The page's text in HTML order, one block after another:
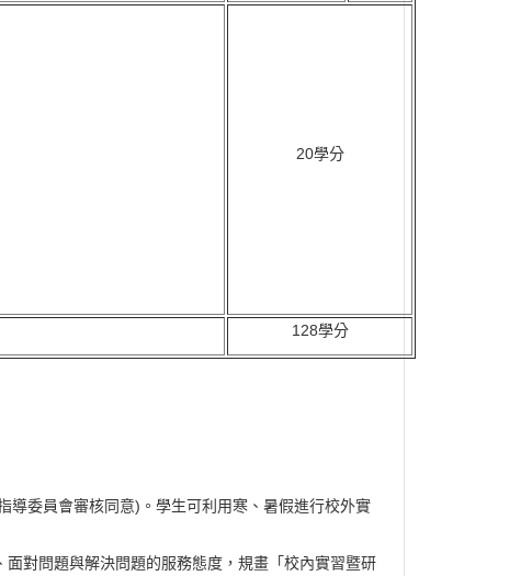
20學分
128學分
導委員會審核同意)。學生可利用寒、暑假進行校外實
對問題與解決問題的服務態度，規畫「校內實習暨研